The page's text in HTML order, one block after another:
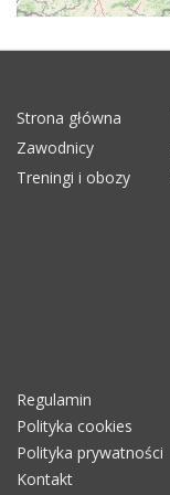
Strona główna
Zawodnicy
Treningi i obozy
Regulamin
Polityka cookies
Polityka prywatności
Kontakt